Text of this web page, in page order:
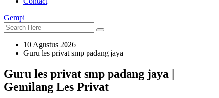
Gempi
10 Agustus 2026
Guru les privat smp padang jaya
Guru les privat smp padang jaya |
Gemilang Les Privat